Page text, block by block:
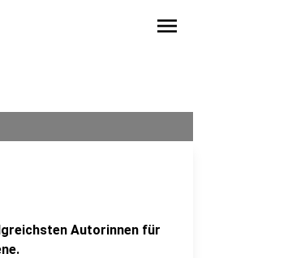
menu
Autorinnen für